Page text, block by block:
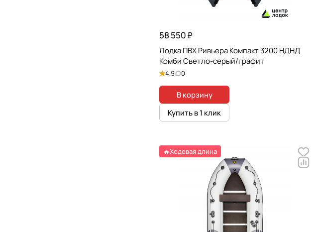
58 550 ₽
Лодка ПВХ Ривьера Компакт 3200 НДНД
Комби Светло-серый/графит
4.9 0
В корзину
Купить в 1 клик
🔥Ходовая длина